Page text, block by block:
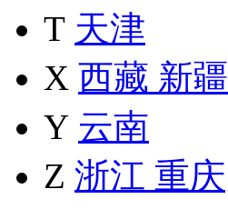
T 天津
X 西藏 新疆
Y 云南
Z 浙江 重庆